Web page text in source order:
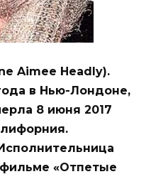
Aimee Headly).
в Нью-Лондоне,
8 июня 2017
«Отпетые